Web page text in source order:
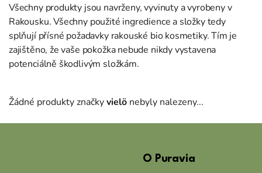
Všechny produkty jsou navrženy, vyvinuty a vyrobeny v
Rakousku. Všechny použité ingredience a složky tedy
splňují přísné požadavky rakouské bio kosmetiky. Tím je
zajištěno, že vaše pokožka nebude nikdy vystavena
potenciálně škodlivým složkám.
Žádné produkty značkyvielö nebyly nalezeny...
O Puravia